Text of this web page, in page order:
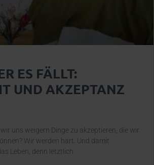
ES FÄLLT:
UND AKZEPTANZ
uns weigern Dinge zu akzeptieren, die wir
Wir werden hart. Und damit
Leben, denn letztlich